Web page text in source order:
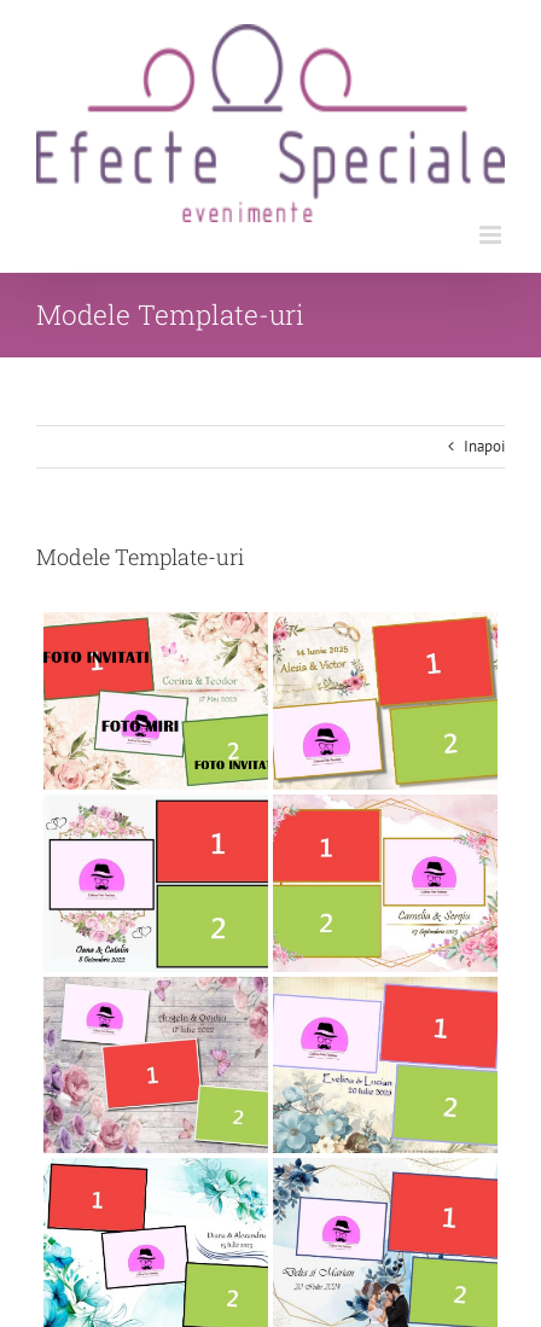
Modele Template-uri
Inapoi
Modele Template-uri